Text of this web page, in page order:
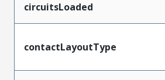
circuitsLoaded
contactLayoutType